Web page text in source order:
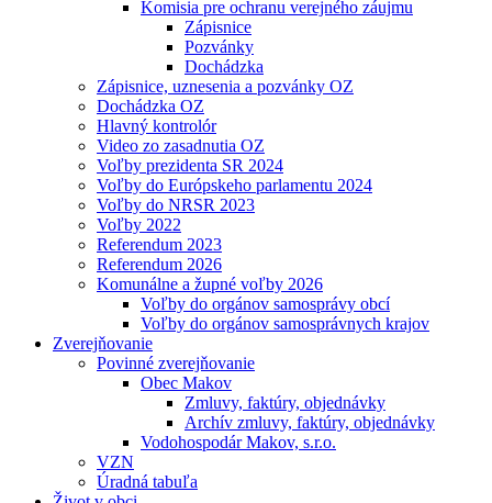
Komisia pre ochranu verejného záujmu
Zápisnice
Pozvánky
Dochádzka
Zápisnice, uznesenia a pozvánky OZ
Dochádzka OZ
Hlavný kontrolór
Video zo zasadnutia OZ
Voľby prezidenta SR 2024
Voľby do Európskeho parlamentu 2024
Voľby do NRSR 2023
Voľby 2022
Referendum 2023
Referendum 2026
Komunálne a župné voľby 2026
Voľby do orgánov samosprávy obcí
Voľby do orgánov samosprávnych krajov
Zverejňovanie
Povinné zverejňovanie
Obec Makov
Zmluvy, faktúry, objednávky
Archív zmluvy, faktúry, objednávky
Vodohospodár Makov, s.r.o.
VZN
Úradná tabuľa